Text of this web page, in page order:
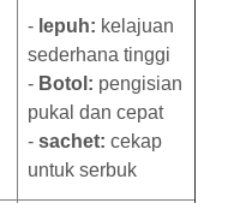
- lepuh: kelajuan
sederhana tinggi
- Botol: pengisian
pukal dan cepat
- sachet: cekap
untuk serbuk